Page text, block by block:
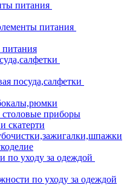
питания
питания
посуда,салфетки
столовые приборы
скатерти
по уходу за одеждой
по уходу за одеждой